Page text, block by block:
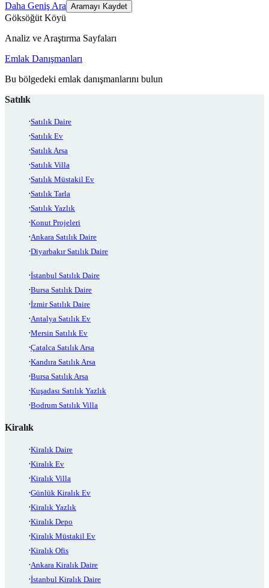
Daha Geniş Ara Aramayı Kaydet
Göksöğüt Köyü
Analiz ve Araştırma Sayfaları
Emlak Danışmanları
Bu bölgedeki emlak danışmanlarını bulun
Satılık
Satılık Daire
Satılık Ev
Satılık Arsa
Satılık Villa
Satılık Müstakil Ev
Satılık Tarla
Satılık Yazlık
Konut Projeleri
Ankara Satılık Daire
Diyarbakır Satılık Daire
İstanbul Satılık Daire
Bursa Satılık Daire
İzmir Satılık Daire
Antalya Satılık Ev
Mersin Satılık Ev
Çatalca Satılık Arsa
Kandıra Satılık Arsa
Bursa Satılık Arsa
Kuşadası Satılık Yazlık
Bodrum Satılık Villa
Kiralık
Kiralık Daire
Kiralık Ev
Kiralık Villa
Günlük Kiralık Ev
Kiralık Yazlık
Kiralık Depo
Kiralık Müstakil Ev
Kiralık Ofis
Ankara Kiralık Daire
İstanbul Kiralık Daire